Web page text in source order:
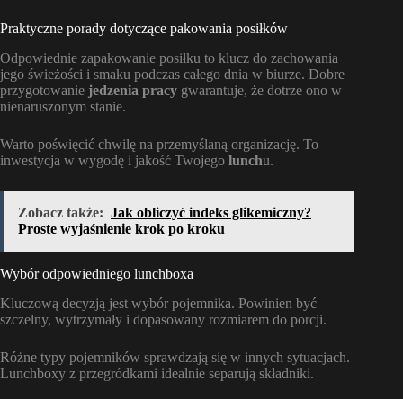
Praktyczne porady dotyczące pakowania posiłków
Odpowiednie zapakowanie posiłku to klucz do zachowania
jego świeżości i smaku podczas całego dnia w biurze. Dobre
przygotowanie jedzenia pracy gwarantuje, że dotrze ono w
nienaruszonym stanie.
Warto poświęcić chwilę na przemyślaną organizację. To
inwestycja w wygodę i jakość Twojego lunchu.
Zobacz także: Jak obliczyć indeks glikemiczny?
Proste wyjaśnienie krok po kroku
Wybór odpowiedniego lunchboxa
Kluczową decyzją jest wybór pojemnika. Powinien być
szczelny, wytrzymały i dopasowany rozmiarem do porcji.
Różne typy pojemników sprawdzają się w innych sytuacjach.
Lunchboxy z przegródkami idealnie separują składniki.